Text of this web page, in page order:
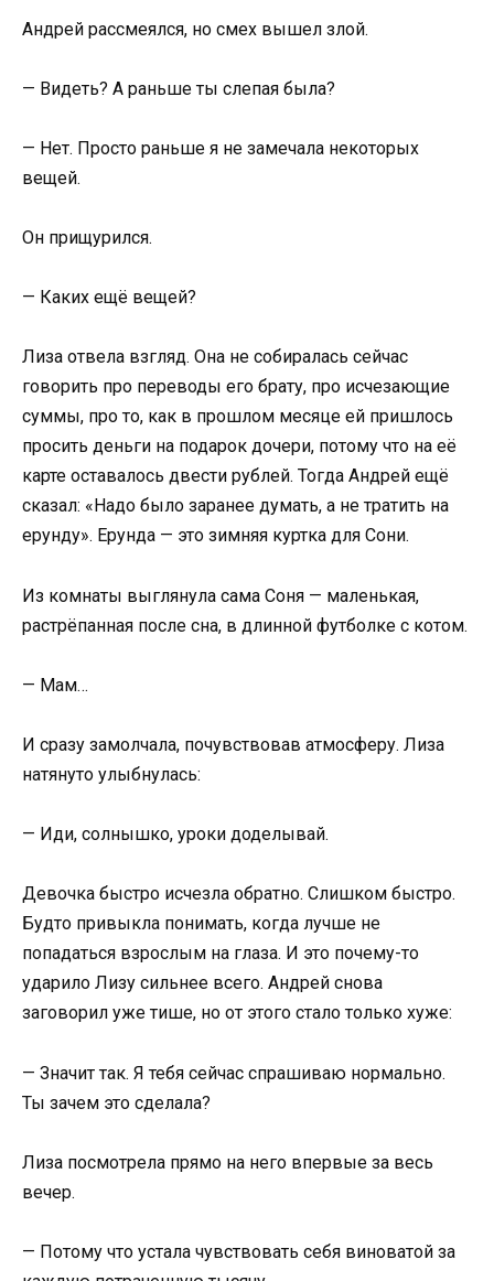
Андрей рассмеялся, но смех вышел злой.
— Видеть? А раньше ты слепая была?
— Нет. Просто раньше я не замечала некоторых
вещей.
Он прищурился.
— Каких ещё вещей?
Лиза отвела взгляд. Она не собиралась сейчас
говорить про переводы его брату, про исчезающие
суммы, про то, как в прошлом месяце ей пришлось
просить деньги на подарок дочери, потому что на её
карте оставалось двести рублей. Тогда Андрей ещё
сказал: «Надо было заранее думать, а не тратить на
ерунду». Ерунда — это зимняя куртка для Сони.
Из комнаты выглянула сама Соня — маленькая,
растрёпанная после сна, в длинной футболке с котом.
— Мам…
И сразу замолчала, почувствовав атмосферу. Лиза
натянуто улыбнулась:
— Иди, солнышко, уроки доделывай.
Девочка быстро исчезла обратно. Слишком быстро.
Будто привыкла понимать, когда лучше не
попадаться взрослым на глаза. И это почему-то
ударило Лизу сильнее всего. Андрей снова
заговорил уже тише, но от этого стало только хуже:
— Значит так. Я тебя сейчас спрашиваю нормально.
Ты зачем это сделала?
Лиза посмотрела прямо на него впервые за весь
вечер.
— Потому что устала чувствовать себя виноватой за